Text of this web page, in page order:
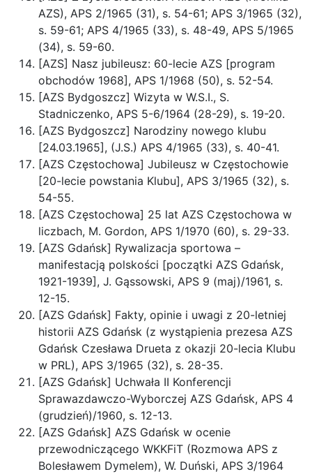
AZS), APS 2/1965 (31), s. 54-61; APS 3/1965 (32),
s. 59-61; APS 4/1965 (33), s. 48-49, APS 5/1965
(34), s. 59-60.
[AZS] Nasz jubileusz: 60-lecie AZS [program
obchodów 1968], APS 1/1968 (50), s. 52-54.
[AZS Bydgoszcz] Wizyta w W.S.I., S.
Stadniczenko, APS 5-6/1964 (28-29), s. 19-20.
[AZS Bydgoszcz] Narodziny nowego klubu
[24.03.1965], (J.S.) APS 4/1965 (33), s. 40-41.
[AZS Częstochowa] Jubileusz w Częstochowie
[20-lecie powstania Klubu], APS 3/1965 (32), s.
54-55.
[AZS Częstochowa] 25 lat AZS Częstochowa w
liczbach, M. Gordon, APS 1/1970 (60), s. 29-33.
[AZS Gdańsk] Rywalizacja sportowa –
manifestacją polskości [początki AZS Gdańsk,
1921-1939], J. Gąssowski, APS 9 (maj)/1961, s.
12-15.
[AZS Gdańsk] Fakty, opinie i uwagi z 20-letniej
historii AZS Gdańsk (z wystąpienia prezesa AZS
Gdańsk Czesława Drueta z okazji 20-lecia Klubu
w PRL), APS 3/1965 (32), s. 28-35.
[AZS Gdańsk] Uchwała II Konferencji
Sprawazdawczo-Wyborczej AZS Gdańsk, APS 4
(grudzień)/1960, s. 12-13.
[AZS Gdańsk] AZS Gdańsk w ocenie
przewodniczącego WKKFiT (Rozmowa APS z
Bolesławem Dymelem), W. Duński, APS 3/1964